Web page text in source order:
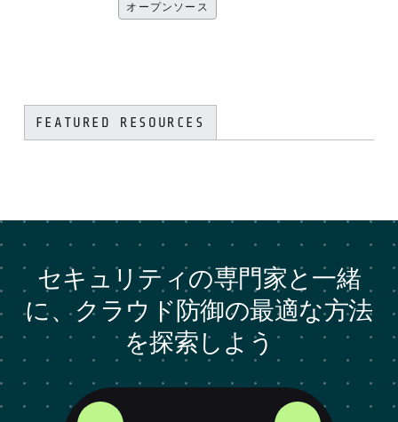
オープンソース
FEATURED RESOURCES
セキュリティの専門家と一緒
に、クラウド防御の最適な方法
を探索しよう